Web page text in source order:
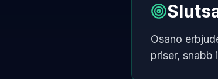
Osano
priser, snabb